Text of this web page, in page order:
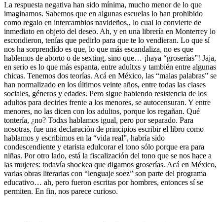
La respuesta negativa han sido mínima, mucho menor de lo que
imaginamos. Sabemos que en algunas escuelas lo han prohibido
como regalo en intercambios navideños,, lo cual lo convierte de
inmediato en objeto del deseo. Ah, y en una librería en Monterrey lo
escondieron, tenías que pedirlo para que te lo vendieran. Lo que sí
nos ha sorprendido es que, lo que más escandaliza, no es que
hablemos de aborto o de sexting, sino que… ¡haya “groserías”! Jaja,
en serio es lo que más espanta, entre adultxs y también entre algunas
chicas. Tenemos dos teorías. Acá en México, las “malas palabras” se
han normalizado en los últimos veinte años, entre todas las clases
sociales, géneros y edades. Pero sigue habiendo resistencia de los
adultos para decirles frente a los menores, se autocensuran. Y entre
menores, no las dicen con los adultos, porque los regañan. Qué
tontería, ¿no? Todxs hablamos igual, pero por separado. Para
nosotras, fue una declaración de principios escribir el libro como
hablamos y escribimos en la “vida real”, habría sido
condescendiente y etarista edulcorar el tono sólo porque era para
niñas. Por otro lado, está la fiscalización del tono que se nos hace a
las mujeres: todavía shockea que digamos groserías. Acá en México,
varias obras literarias con “lenguaje soez” son parte del programa
educativo… ah, pero fueron escritas por hombres, entonces sí se
permiten. En fin, nos parece curioso.